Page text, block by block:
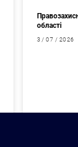
області
3 / 07 / 2026